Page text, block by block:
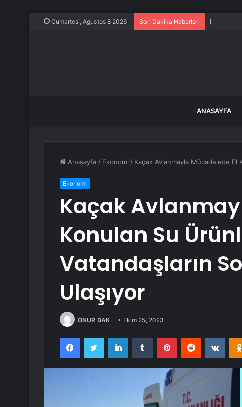
Cumartesi, Ağustos 8 2026 Son Dakika Haberleri
ANASAYFA
Anasayfa / Ekonomi / Kaçak Avlanmayla Mücadelede El
Ekonomi
Kaçak
Konulan Su
Vatandaşların
Ulaşıyor
ONUR BAK Ekim 25, 2023
FacebookTwitter LinkedInTumblr PinterestReddit